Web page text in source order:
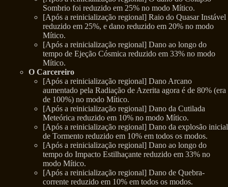
Sombrio foi reduzido em 25% no modo Mítico.
[Após a reinicialização regional] Raio do Quasar Instável
reduzido em 25%, e dano reduzido em 20% no modo
Mítico.
[Após a reinicialização regional] Dano ao longo do
tempo de Ejeção Cósmica reduzido em 33% no modo
Mítico.
O Carcereiro
[Após a reinicialização regional] Dano Arcano
aumentado pela Radiação de Azerita agora é de 80% (era
de 100%) no modo Mítico.
[Após a reinicialização regional] Dano da Cutilada
Meteórica reduzido em 10% no modo Mítico.
[Após a reinicialização regional] Dano da explosão inicial
de Tormento reduzido em 10% em todos os modos.
[Após a reinicialização regional] Dano ao longo do
tempo do Impacto Estilhaçante reduzido em 33% no
modo Mítico.
[Após a reinicialização regional] Dano de Quebra-
corrente reduzido em 10% em todos os modos.